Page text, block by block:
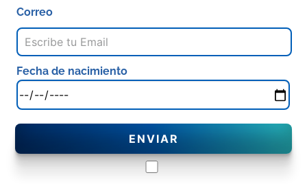
Correo
Fecha de nacimiento
ENVIAR